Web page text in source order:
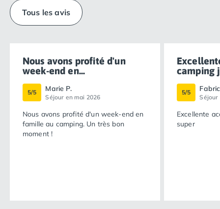
Tous les avis
Nous avons profité d'un
week-end en...
5/5 Marie P.
Séjour en mai 2026
Nous avons profité d'un week-end en
famille au camping. Un très bon
moment !
camping
5/5
Séjour
Excellente
super